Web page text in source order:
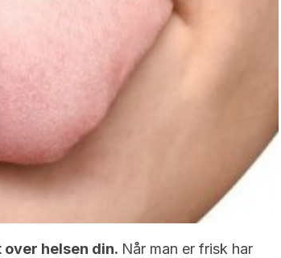
helsen din. Når man er frisk har